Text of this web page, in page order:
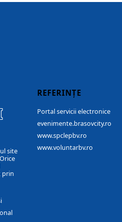
site
prin
REFERINȚE
Portal servicii electronice
evenimente.brasovcity.ro
www.spclepbv.ro
www.voluntarbv.ro